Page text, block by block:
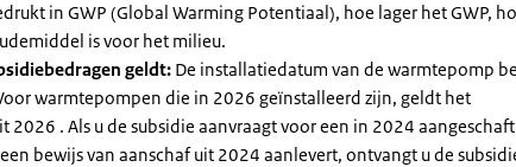
in GWP (Global Warming Potentiaal), hoe lager het GWP,
is voor het milieu.
geldt: De installatiedatum van de warmtepomp
warmtepompen die in 2026 geïnstalleerd zijn, geldt het
2026 . Als u de subsidie aanvraagt voor een in 2024 aangeschaft
bewijs van aanschaf uit 2024 aanlevert, ontvangt u de